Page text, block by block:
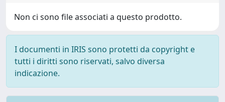
Non ci sono file associati a questo prodotto.
I documenti in IRIS sono protetti da copyright e
tutti i diritti sono riservati, salvo diversa
indicazione.